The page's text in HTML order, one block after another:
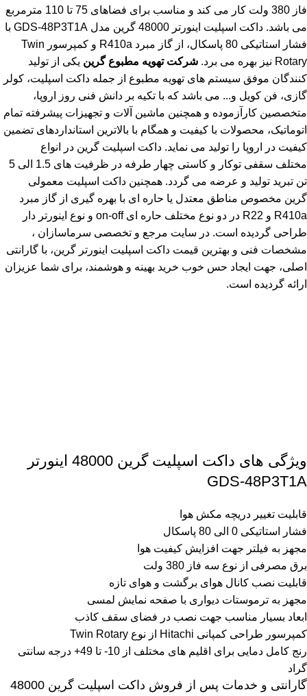
فاز 380 ولت کار می کند و مناسب برای فضاهای 75 تا 110 مترمربع
می باشد. داکت اسپلیت اینورتر 48000 گرین مدل GDS-48P3T1A با
فشار استاتیکی 80 پاسکال، از گاز مبرد R410a و کمپرسور Twin
Rotary نیز بهره می برد.
شرکت تهویه مطبوع گرین یکی از تولید
کنندگان موفق سیستم های تهویه مطبوع از جمله داکت اسپلیت، کولر
گازی، فن کویل و... می باشد که با تکیه بر دانش فنی روز اروپا،
متخصصین کارآزموده و همچنین ماشین آلات و تجهیزات پیشرفته تمام
اتوماتیک، محصولات با کیفیت و همگام با بالاترین استانداردهای تضمین
کیفیت در اروپا را تولید می نماید. داکت اسپلیت گرین در انواع
مختلف سقفی توکار و کاستی چهار طرفه در ظرفیت های 1.5 الی 5
تن تبرید تولید و عرضه می گردد. همچنین داکت اسپلیت معمولی
گرین مخصوص مناطق معتدل یا حاره ای با بهره گیری از گاز مبرد
R410a و R22 در دو نوع مختلف حاره ای on-off و نوع اینورتر دار
طراحی گردیده است. در سایت مرجع و تخصصی سرماسازان ،
مشخصات فنی و بهترین قیمت داکت اسپلیت اینورتر گرین، با گارانتی
اصلی، جهت ایجاد حس خوب خرید بهینه و هوشمند، برای شما عزیزان
ارائه گردیده است.
ویژگی های داکت اسپلیت گرین 48000 اینورتر
GDS-48P3T1A
قابلیت تغییر دریچه مکش هوا
فشار استاتیکی 0 الی 80 پاسکال
مجهز به فیلتر جهت افزایش کیفیت هوا
برق مصرفی از نوع سه فاز 380 ولت
قابلیت نصب کانال هوای برگشت و هوای تازه
مجهز به ترموستات دیواری با صفحه نمایش لمسی
ابعاد بسیار مناسب جهت نصب در فضای سقف کاذب
کمپرسور طراحی کمپانی Hitachi از نوع Twin Rotary
رنج کامل دمایی برای اقلیم های مختلف از 10- تا 49+ درجه سانتی
گراد
گارانتی و خدمات پس از فروش داکت اسپلیت گرین 48000